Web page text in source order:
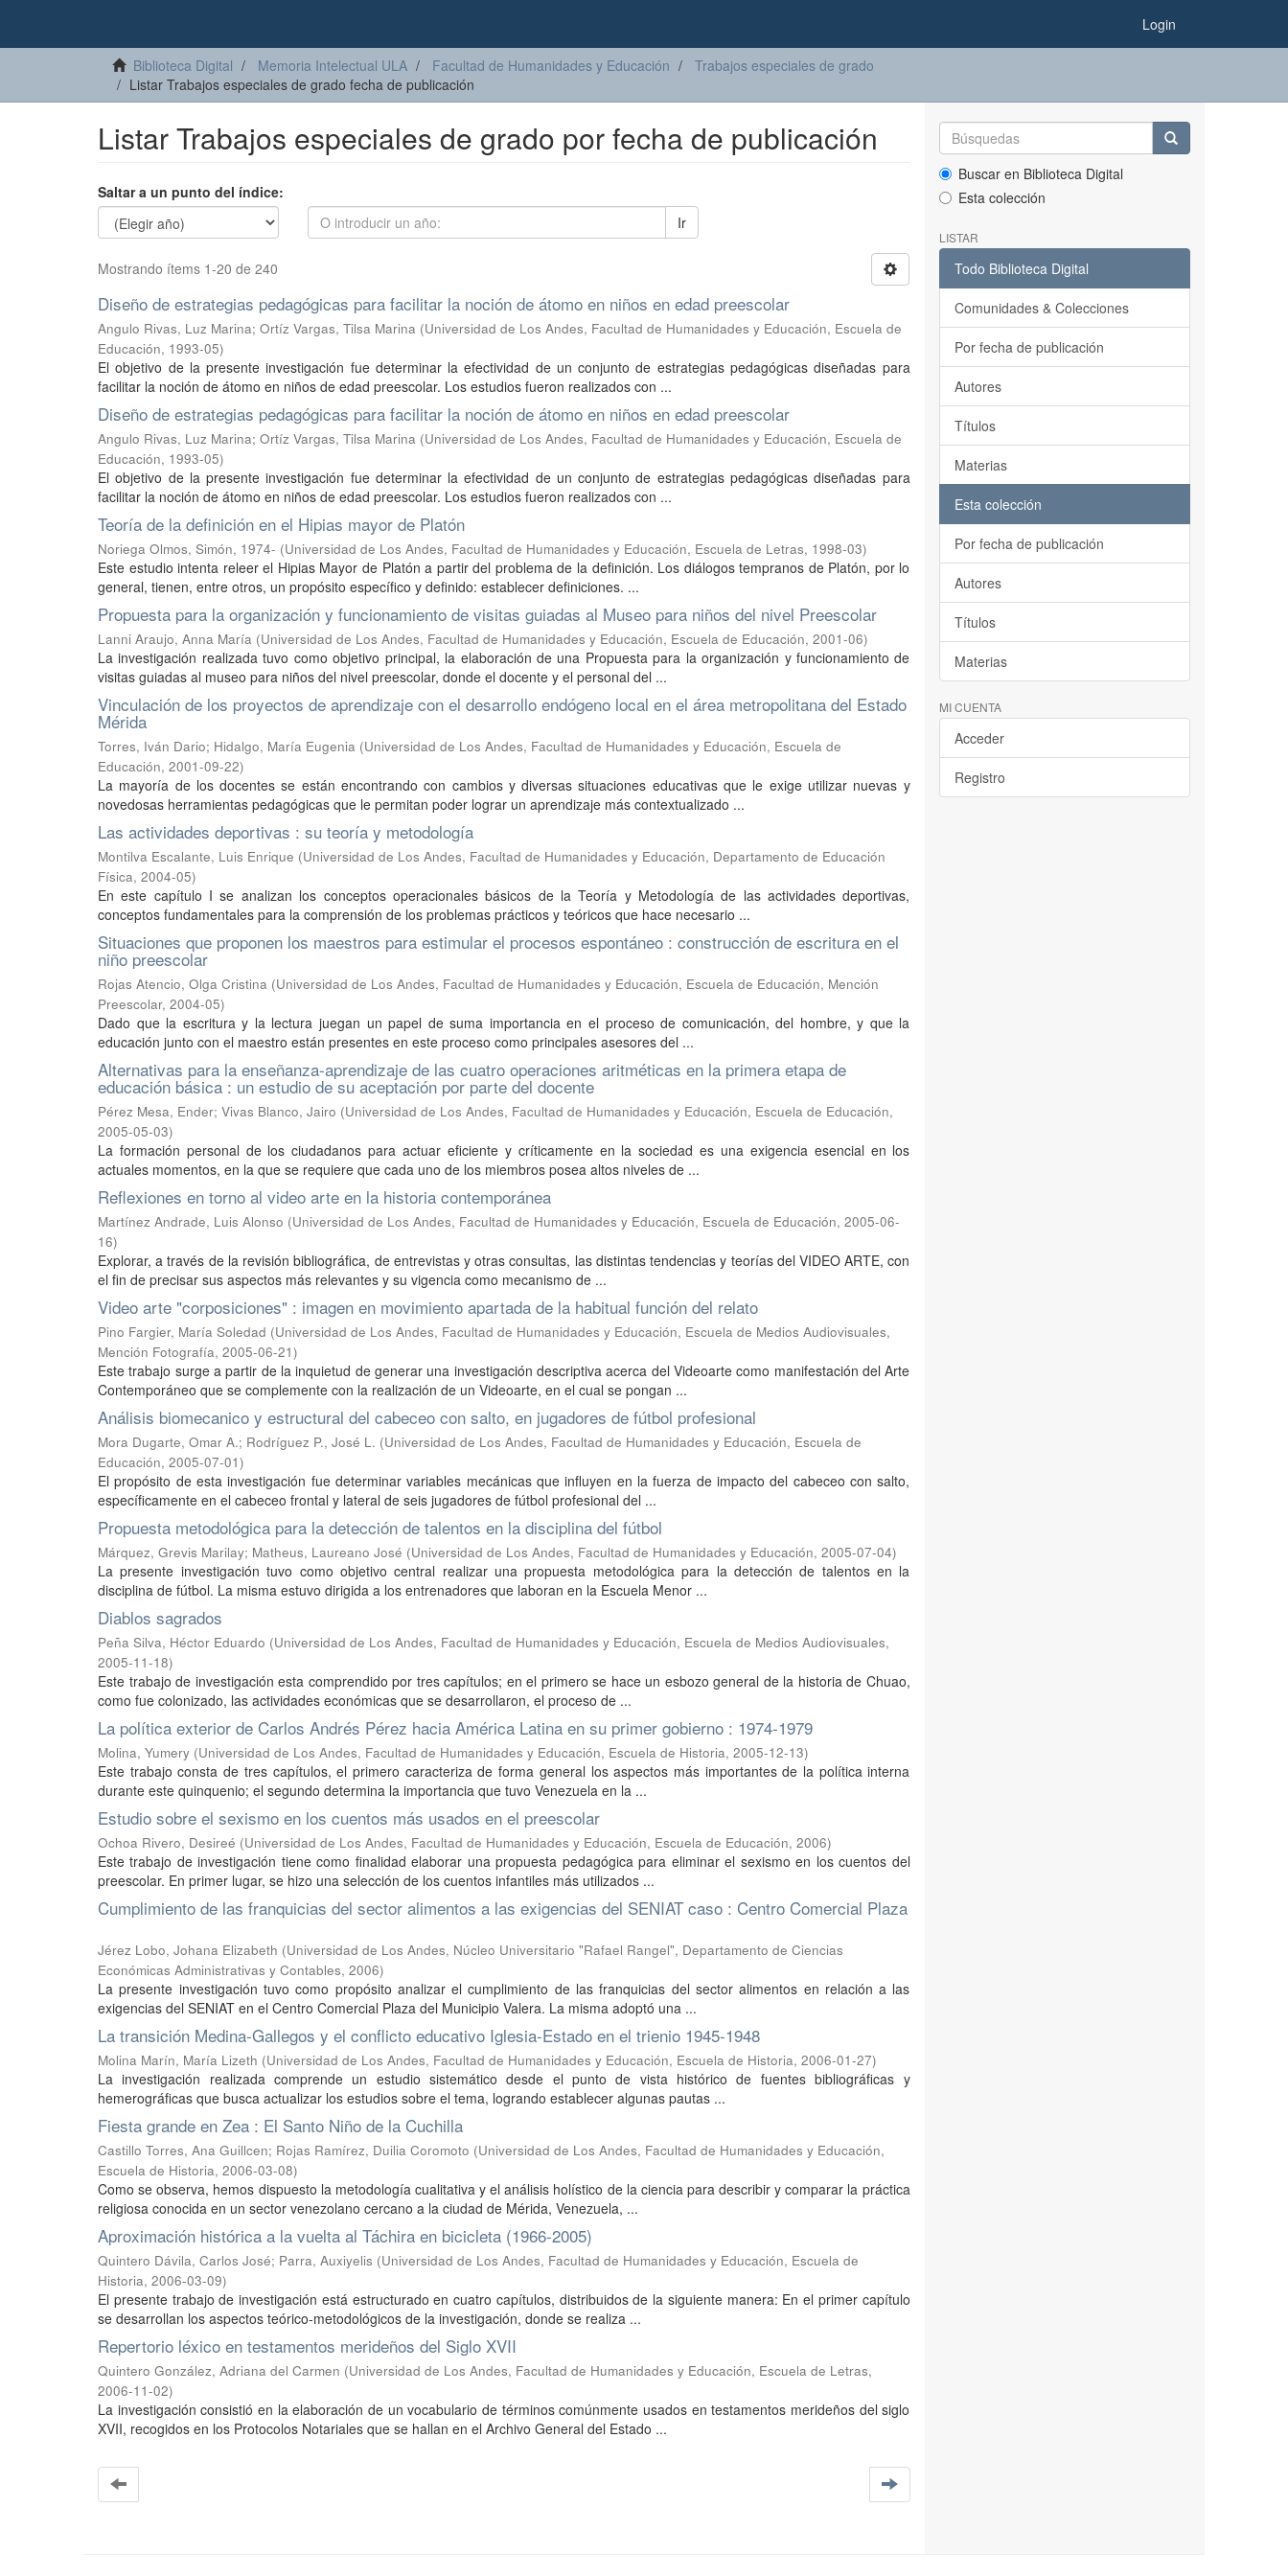
Login
Biblioteca Digital Memoria Intelectual ULA Facultad de Humanidades y Educación
Trabajos especiales de grado
Listar Trabajos especiales de grado fecha de publicación
Listar Trabajos especiales de grado por fecha de publicación
Saltar a un punto del índice:
Ir
Mostrando ítems 1-20 de 240
Diseño de estrategias pedagógicas para facilitar la noción de átomo en niños en edad preescolar
Angulo Rivas, Luz Marina; Ortíz Vargas, Tilsa Marina (Universidad de Los Andes, Facultad de Humanidades y Educación, Escuela de
Educación, 1993-05)
El objetivo de la presente investigación fue determinar la efectividad de un conjunto de estrategias pedagógicas diseñadas para
facilitar la noción de átomo en niños de edad preescolar. Los estudios fueron realizados con ...
Diseño de estrategias pedagógicas para facilitar la noción de átomo en niños en edad preescolar
Angulo Rivas, Luz Marina; Ortíz Vargas, Tilsa Marina (Universidad de Los Andes, Facultad de Humanidades y Educación, Escuela de
Educación, 1993-05)
El objetivo de la presente investigación fue determinar la efectividad de un conjunto de estrategias pedagógicas diseñadas para
facilitar la noción de átomo en niños de edad preescolar. Los estudios fueron realizados con ...
Teoría de la definición en el Hipias mayor de Platón
Noriega Olmos, Simón, 1974- (Universidad de Los Andes, Facultad de Humanidades y Educación, Escuela de Letras, 1998-03)
Este estudio intenta releer el Hipias Mayor de Platón a partir del problema de la definición. Los diálogos tempranos de Platón, por lo
general, tienen, entre otros, un propósito específico y definido: establecer definiciones. ...
Propuesta para la organización y funcionamiento de visitas guiadas al Museo para niños del nivel Preescolar
Lanni Araujo, Anna María (Universidad de Los Andes, Facultad de Humanidades y Educación, Escuela de Educación, 2001-06)
La investigación realizada tuvo como objetivo principal, la elaboración de una Propuesta para la organización y funcionamiento de
visitas guiadas al museo para niños del nivel preescolar, donde el docente y el personal del ...
Vinculación de los proyectos de aprendizaje con el desarrollo endógeno local en el área metropolitana del Estado
Mérida
Torres, Iván Dario; Hidalgo, María Eugenia (Universidad de Los Andes, Facultad de Humanidades y Educación, Escuela de
Educación, 2001-09-22)
La mayoría de los docentes se están encontrando con cambios y diversas situaciones educativas que le exige utilizar nuevas y
novedosas herramientas pedagógicas que le permitan poder lograr un aprendizaje más contextualizado ...
Las actividades deportivas : su teoría y metodología
Montilva Escalante, Luis Enrique (Universidad de Los Andes, Facultad de Humanidades y Educación, Departamento de Educación
Física, 2004-05)
En este capítulo I se analizan los conceptos operacionales básicos de la Teoría y Metodología de las actividades deportivas,
conceptos fundamentales para la comprensión de los problemas prácticos y teóricos que hace necesario ...
Situaciones que proponen los maestros para estimular el procesos espontáneo : construcción de escritura en el
niño preescolar
Rojas Atencio, Olga Cristina (Universidad de Los Andes, Facultad de Humanidades y Educación, Escuela de Educación, Mención
Preescolar, 2004-05)
Dado que la escritura y la lectura juegan un papel de suma importancia en el proceso de comunicación, del hombre, y que la
educación junto con el maestro están presentes en este proceso como principales asesores del ...
Alternativas para la enseñanza-aprendizaje de las cuatro operaciones aritméticas en la primera etapa de
educación básica : un estudio de su aceptación por parte del docente
Pérez Mesa, Ender; Vivas Blanco, Jairo (Universidad de Los Andes, Facultad de Humanidades y Educación, Escuela de Educación,
2005-05-03)
La formación personal de los ciudadanos para actuar eficiente y críticamente en la sociedad es una exigencia esencial en los
actuales momentos, en la que se requiere que cada uno de los miembros posea altos niveles de ...
Reflexiones en torno al video arte en la historia contemporánea
Martínez Andrade, Luis Alonso (Universidad de Los Andes, Facultad de Humanidades y Educación, Escuela de Educación, 2005-06-
16)
Explorar, a través de la revisión bibliográfica, de entrevistas y otras consultas, las distintas tendencias y teorías del VIDEO ARTE, con
el fin de precisar sus aspectos más relevantes y su vigencia como mecanismo de ...
Video arte "corposiciones" : imagen en movimiento apartada de la habitual función del relato
Pino Fargier, María Soledad (Universidad de Los Andes, Facultad de Humanidades y Educación, Escuela de Medios Audiovisuales,
Mención Fotografía, 2005-06-21)
Este trabajo surge a partir de la inquietud de generar una investigación descriptiva acerca del Videoarte como manifestación del Arte
Contemporáneo que se complemente con la realización de un Videoarte, en el cual se pongan ...
Análisis biomecanico y estructural del cabeceo con salto, en jugadores de fútbol profesional
Mora Dugarte, Omar A.; Rodríguez P., José L. (Universidad de Los Andes, Facultad de Humanidades y Educación, Escuela de
Educación, 2005-07-01)
El propósito de esta investigación fue determinar variables mecánicas que influyen en la fuerza de impacto del cabeceo con salto,
específicamente en el cabeceo frontal y lateral de seis jugadores de fútbol profesional del ...
Propuesta metodológica para la detección de talentos en la disciplina del fútbol
Márquez, Grevis Marilay; Matheus, Laureano José (Universidad de Los Andes, Facultad de Humanidades y Educación, 2005-07-04)
La presente investigación tuvo como objetivo central realizar una propuesta metodológica para la detección de talentos en la
disciplina de fútbol. La misma estuvo dirigida a los entrenadores que laboran en la Escuela Menor ...
Diablos sagrados
Peña Silva, Héctor Eduardo (Universidad de Los Andes, Facultad de Humanidades y Educación, Escuela de Medios Audiovisuales,
2005-11-18)
Este trabajo de investigación esta comprendido por tres capítulos; en el primero se hace un esbozo general de la historia de Chuao,
como fue colonizado, las actividades económicas que se desarrollaron, el proceso de ...
La política exterior de Carlos Andrés Pérez hacia América Latina en su primer gobierno : 1974-1979
Molina, Yumery (Universidad de Los Andes, Facultad de Humanidades y Educación, Escuela de Historia, 2005-12-13)
Este trabajo consta de tres capítulos, el primero caracteriza de forma general los aspectos más importantes de la política interna
durante este quinquenio; el segundo determina la importancia que tuvo Venezuela en la ...
Estudio sobre el sexismo en los cuentos más usados en el preescolar
Ochoa Rivero, Desireé (Universidad de Los Andes, Facultad de Humanidades y Educación, Escuela de Educación, 2006)
Este trabajo de investigación tiene como finalidad elaborar una propuesta pedagógica para eliminar el sexismo en los cuentos del
preescolar. En primer lugar, se hizo una selección de los cuentos infantiles más utilizados ...
Cumplimiento de las franquicias del sector alimentos a las exigencias del SENIAT caso : Centro Comercial Plaza
Jérez Lobo, Johana Elizabeth (Universidad de Los Andes, Núcleo Universitario "Rafael Rangel", Departamento de Ciencias
Económicas Administrativas y Contables, 2006)
La presente investigación tuvo como propósito analizar el cumplimiento de las franquicias del sector alimentos en relación a las
exigencias del SENIAT en el Centro Comercial Plaza del Municipio Valera. La misma adoptó una ...
La transición Medina-Gallegos y el conflicto educativo Iglesia-Estado en el trienio 1945-1948
Molina Marín, María Lizeth (Universidad de Los Andes, Facultad de Humanidades y Educación, Escuela de Historia, 2006-01-27)
La investigación realizada comprende un estudio sistemático desde el punto de vista histórico de fuentes bibliográficas y
hemerográficas que busca actualizar los estudios sobre el tema, logrando establecer algunas pautas ...
Fiesta grande en Zea : El Santo Niño de la Cuchilla
Castillo Torres, Ana Guillcen; Rojas Ramírez, Duilia Coromoto (Universidad de Los Andes, Facultad de Humanidades y Educación,
Escuela de Historia, 2006-03-08)
Como se observa, hemos dispuesto la metodología cualitativa y el análisis holístico de la ciencia para describir y comparar la práctica
religiosa conocida en un sector venezolano cercano a la ciudad de Mérida, Venezuela, ...
Aproximación histórica a la vuelta al Táchira en bicicleta (1966-2005)
Quintero Dávila, Carlos José; Parra, Auxiyelis (Universidad de Los Andes, Facultad de Humanidades y Educación, Escuela de
Historia, 2006-03-09)
El presente trabajo de investigación está estructurado en cuatro capítulos, distribuidos de la siguiente manera: En el primer capítulo
se desarrollan los aspectos teórico-metodológicos de la investigación, donde se realiza ...
Repertorio léxico en testamentos merideños del Siglo XVII
Quintero González, Adriana del Carmen (Universidad de Los Andes, Facultad de Humanidades y Educación, Escuela de Letras,
2006-11-02)
La investigación consistió en la elaboración de un vocabulario de términos comúnmente usados en testamentos merideños del siglo
XVII, recogidos en los Protocolos Notariales que se hallan en el Archivo General del Estado ...
Buscar en Biblioteca Digital
Esta colección
LISTAR
Todo Biblioteca Digital
Comunidades & Colecciones
Por fecha de publicación
Autores
Títulos
Materias
Esta colección
Por fecha de publicación
Autores
Títulos
Materias
MI CUENTA
Acceder
Registro